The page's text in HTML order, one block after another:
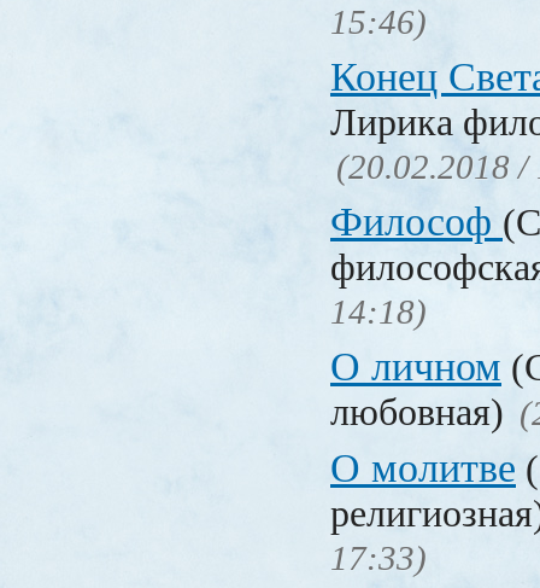
15:46)
Конец
Лирика
(20.02.2018 /
Философ
14:18)
О личном
любовная)
О молитве
17:33)